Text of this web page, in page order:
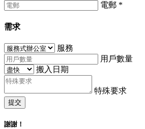
電郵 *
需求
服務
用戶數量
搬入日期
特殊要求
提交
謝謝！